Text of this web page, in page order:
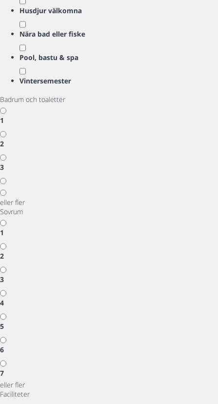
Husdjur välkomna
Nära bad eller fiske
Pool, bastu & spa
Vintersemester
Badrum och toaletter
1
2
3
eller fler
Sovrum
1
2
3
4
5
6
7
eller fler
Faciliteter